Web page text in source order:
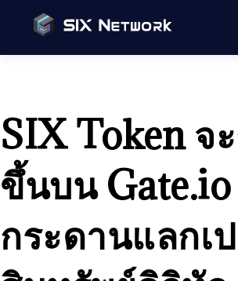
SIX Token จ
ขึ้นบน Gate.io
กระดานแลกเ